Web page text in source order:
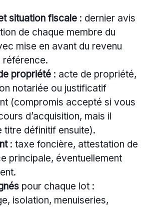
situation fiscale : dernier avis
de chaque membre du
mise en avant du revenu
propriété : acte de propriété,
notariée ou justificatif
(compromis accepté si vous
d’acquisition, mais il
titre définitif ensuite).
: taxe foncière, attestation de
principale, éventuellement
pour chaque lot :
isolation, menuiseries,